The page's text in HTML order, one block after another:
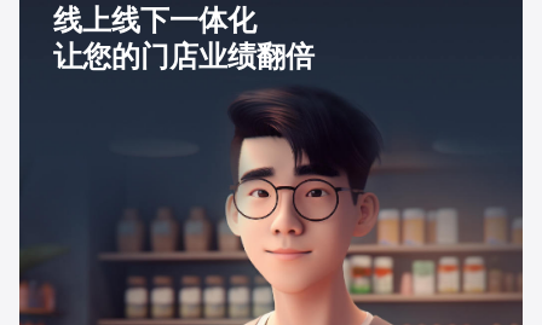
线上线下一体化
让您的门店业绩翻倍